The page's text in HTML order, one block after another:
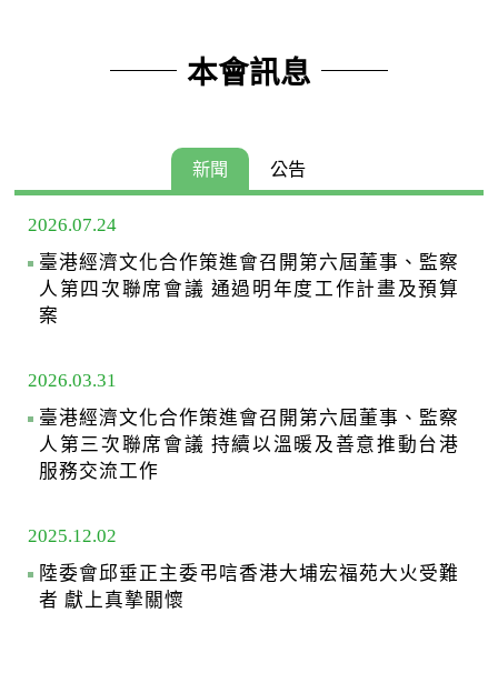
本會訊息
新聞 公告
2026.07.24
臺港經濟文化合作策進會召開第六屆董事、監察
人第四次聯席會議 通過明年度工作計畫及預算
案
2026.03.31
臺港經濟文化合作策進會召開第六屆董事、監察
人第三次聯席會議 持續以溫暖及善意推動台港
服務交流工作
2025.12.02
陸委會邱垂正主委弔唁香港大埔宏福苑大火受難
者 獻上真摯關懷